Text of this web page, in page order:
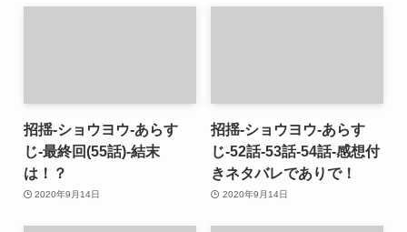
招揺-ショウヨウ-あらす
じ-最終回(55話)-結末
は！？
2020年9月14日
招揺-ショウヨウ-あらす
じ-52話-53話-54話-感想付
きネタバレでありで！
2020年9月14日